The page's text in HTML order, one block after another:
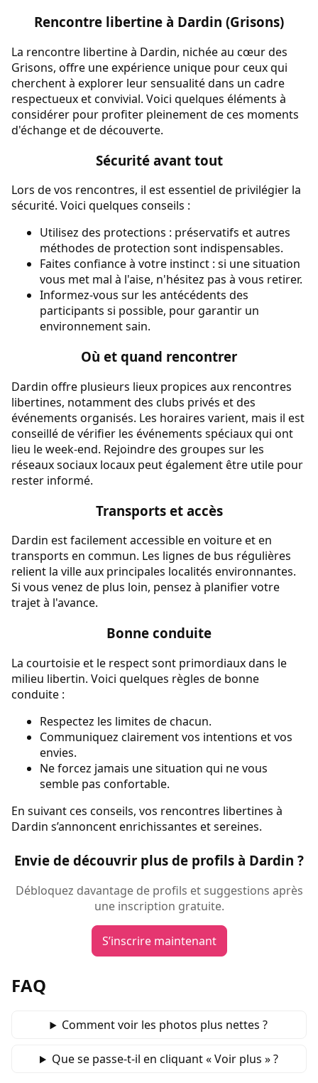
Rencontre libertine à Dardin (Grisons)
La rencontre libertine à Dardin, nichée au cœur des
Grisons, offre une expérience unique pour ceux qui
cherchent à explorer leur sensualité dans un cadre
respectueux et convivial. Voici quelques éléments à
considérer pour profiter pleinement de ces moments
d'échange et de découverte.
Sécurité avant tout
Lors de vos rencontres, il est essentiel de privilégier la
sécurité. Voici quelques conseils :
Utilisez des protections : préservatifs et autres
méthodes de protection sont indispensables.
Faites confiance à votre instinct : si une situation
vous met mal à l'aise, n'hésitez pas à vous retirer.
Informez-vous sur les antécédents des
participants si possible, pour garantir un
environnement sain.
Où et quand rencontrer
Dardin offre plusieurs lieux propices aux rencontres
libertines, notamment des clubs privés et des
événements organisés. Les horaires varient, mais il est
conseillé de vérifier les événements spéciaux qui ont
lieu le week-end. Rejoindre des groupes sur les
réseaux sociaux locaux peut également être utile pour
rester informé.
Transports et accès
Dardin est facilement accessible en voiture et en
transports en commun. Les lignes de bus régulières
relient la ville aux principales localités environnantes.
Si vous venez de plus loin, pensez à planifier votre
trajet à l'avance.
Bonne conduite
La courtoisie et le respect sont primordiaux dans le
milieu libertin. Voici quelques règles de bonne
conduite :
Respectez les limites de chacun.
Communiquez clairement vos intentions et vos
envies.
Ne forcez jamais une situation qui ne vous
semble pas confortable.
En suivant ces conseils, vos rencontres libertines à
Dardin s’annoncent enrichissantes et sereines.
Envie de découvrir plus de profils à Dardin ?
Débloquez davantage de profils et suggestions après
une inscription gratuite.
S’inscrire maintenant
FAQ
Comment voir les photos plus nettes ?
Que se passe‑t‑il en cliquant « Voir plus » ?